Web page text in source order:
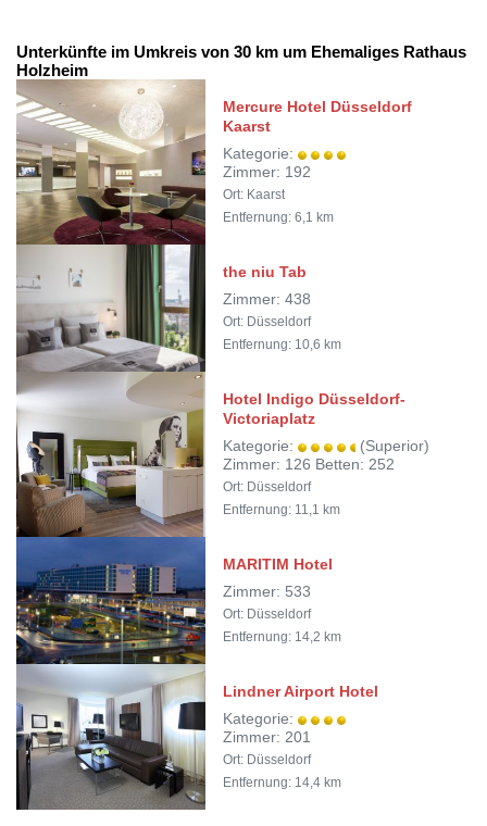
Unterkünfte im Umkreis von 30 km um Ehemaliges Rathaus
Holzheim
Mercure Hotel Düsseldorf
Kaarst
Kategorie:
Zimmer: 192
Ort: Kaarst
Entfernung: 6,1 km
the niu Tab
Zimmer: 438
Ort: Düsseldorf
Entfernung: 10,6 km
Hotel Indigo Düsseldorf-
Victoriaplatz
Kategorie:
(Superior)
Zimmer: 126 Betten: 252
Ort: Düsseldorf
Entfernung: 11,1 km
MARITIM Hotel
Zimmer: 533
Ort: Düsseldorf
Entfernung: 14,2 km
Lindner Airport Hotel
Kategorie:
Zimmer: 201
Ort: Düsseldorf
Entfernung: 14,4 km